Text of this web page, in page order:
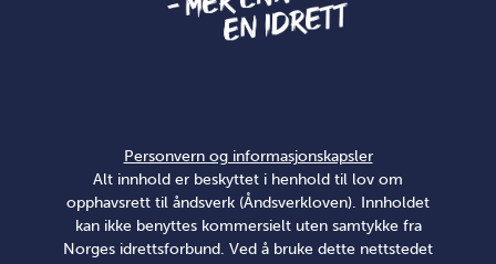
Personvern og informasjonskapsler
Alt innhold er beskyttet i henhold til lov om
opphavsrett til åndsverk (Åndsverkloven). Innholdet
kan ikke benyttes kommersielt uten samtykke fra
Norges idrettsforbund. Ved å bruke dette nettstedet